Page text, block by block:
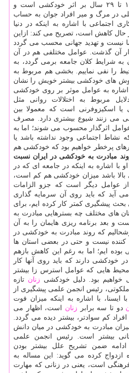
درصد مرگ و میر افراد ۱۵ تا ۲۹ سال بر اثر خودكشی است و
۱۰ عامل اصلی در مرگ و میر افراد جوان به حساب
اجتماعی با اشاره به اینكه در دنیا
كاهش است، تصریح می كند: ازاین
نیست و تهدید جهانی محسب می گردد
آن گذشت. عوامل مختلفی هم در آن
شرایط كلان جامعه برمی گردد، به
را نفی نماییم. بخشی هم مربوط به
های خودكشی بیشتر خویش را نشان
به عوامل موثر بر روی خودكشی
مربوط به اختلالات روانی مثل
یا اسكیزوفرنی است كه معمولا بین
می زنند شیوع بیشتری دارد. مصرف
اثرگذار محسوب می شوند؛ اما به
اجتماعی وجود نداشته باشد یا
پرخطر خواهیم بود كه خودكشی هم
مبادرت به خودكشی در ایران نسبت
او با اشاره به اینكه در جامعه ای كه در
باشد میزان خودكشی هم كم است،
عوامل دیگر است كه جزو الزامات
آید كه باید روی آن سرمایه گذاری
پیشگیری كمتر كار كرده ایم، برای
های مختلف چه بسترهایی مبادرت به
و بعد برنامه ریزی هایمان را به آن
كه روند مبادرت به خودكشی در
كننده نیست و حتی در بعضی استان ها
ایم؛ اما به رغم این كاهش بازهم
خودكشی دارند كه باید روی آنها كار
هایی كه عوامل استرس زا بیشتر
خواهیم بود. دلیل خودكشی زنان تازه
رئیس انجمن علمی پیشگیری از
با اشاره به اینكه میزان فوت
دو تا سه برابر زنان است، اظهار می
كم سوادتر، بیشتر دیده می گردد.
مبادرت به خودكشی در میان دانش
بیشتر است. رئیس انجمن علمی
ضمن تشریح علل بیشتر بودن
ازدواج كرده می گوید: این مساله به
است، یعنی در زنانی كه مهارت